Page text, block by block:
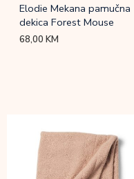
Elodie Mekana pamučna
dekica Forest Mouse
68,00KM